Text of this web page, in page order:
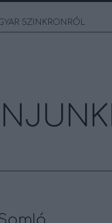
SZINKRONRÓL